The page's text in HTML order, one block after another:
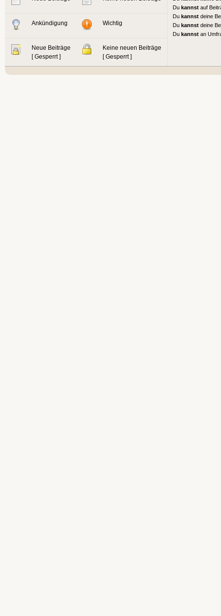
Du kannst auf
Du kannst deine
Du kannst deine
Du kannst an
Ankündigung Wichtig
Neue Beiträge
[ Gesperrt ]
Keine neuen Beiträge
[ Gesperrt ]